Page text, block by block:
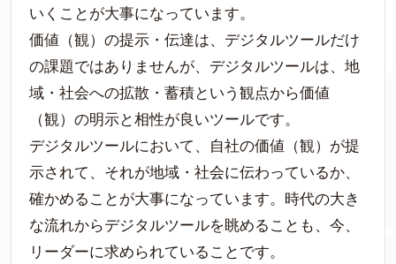
いくことが大事になっています。
価値（観）の提示・伝達は、デジタルツールだけ
の課題ではありませんが、デジタルツールは、地
域・社会への拡散・蓄積という観点から価値
（観）の明示と相性が良いツールです。
デジタルツールにおいて、自社の価値（観）が提
示されて、それが地域・社会に伝わっているか、
確かめることが大事になっています。時代の大き
な流れからデジタルツールを眺めることも、今、
リーダーに求められていることです。